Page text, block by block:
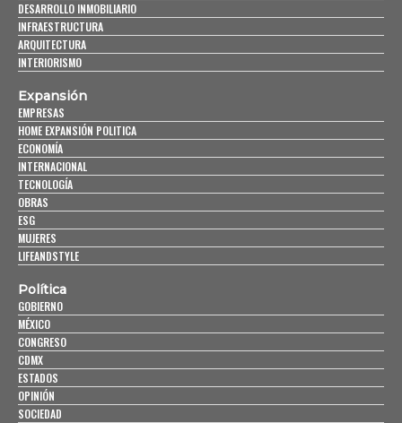
DESARROLLO INMOBILIARIO
INFRAESTRUCTURA
ARQUITECTURA
INTERIORISMO
Expansión
EMPRESAS
HOME EXPANSIÓN POLITICA
ECONOMÍA
INTERNACIONAL
TECNOLOGÍA
OBRAS
ESG
MUJERES
LIFEANDSTYLE
Política
GOBIERNO
MÉXICO
CONGRESO
CDMX
ESTADOS
OPINIÓN
SOCIEDAD